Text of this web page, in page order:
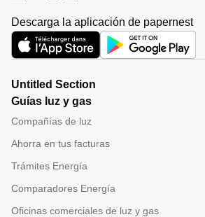
Descarga la aplicación de papernest
Untitled Section
Guías luz y gas
Compañías de luz
Ahorra en tus facturas
Trámites Energía
Comparadores Energía
Oficinas comerciales de luz y gas